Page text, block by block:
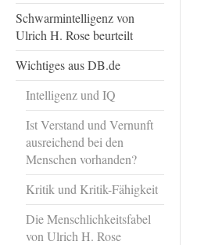
Schwarmintelligenz von
Ulrich H. Rose beurteilt
Wichtiges aus DB.de
Intelligenz und IQ
Ist Verstand und Vernunft
ausreichend bei den
Menschen vorhanden?
Kritik und Kritik-Fähigkeit
Die Menschlichkeitsfabel
von Ulrich H. Rose